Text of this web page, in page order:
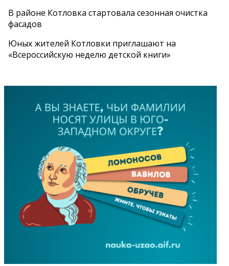
В районе Котловка стартовала сезонная очистка
фасадов
Юных жителей Котловки приглашают на
«Всероссийскую неделю детской книги»